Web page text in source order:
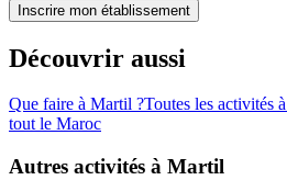
Inscrire mon établissement
Découvrir aussi
Que faire à Martil ?Toutes les activités à
tout le Maroc
Autres activités à Martil